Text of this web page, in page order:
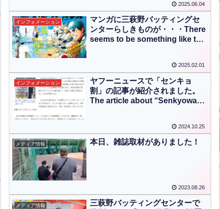
2025.06.04
インフォメーション
マンガに三萩野バッティングセ
ンターらしきものが・・・There
seems to be something like the
2025.02.01
インフォメーション
ヤフーニュースで「センキョ
割」の記事が紹介されました。
The article about “Senkyowari”
2024.10.25
メディア情報 本日、雑誌取材がありました！
2023.08.26
メディア情報
三萩野バッティングセンターで